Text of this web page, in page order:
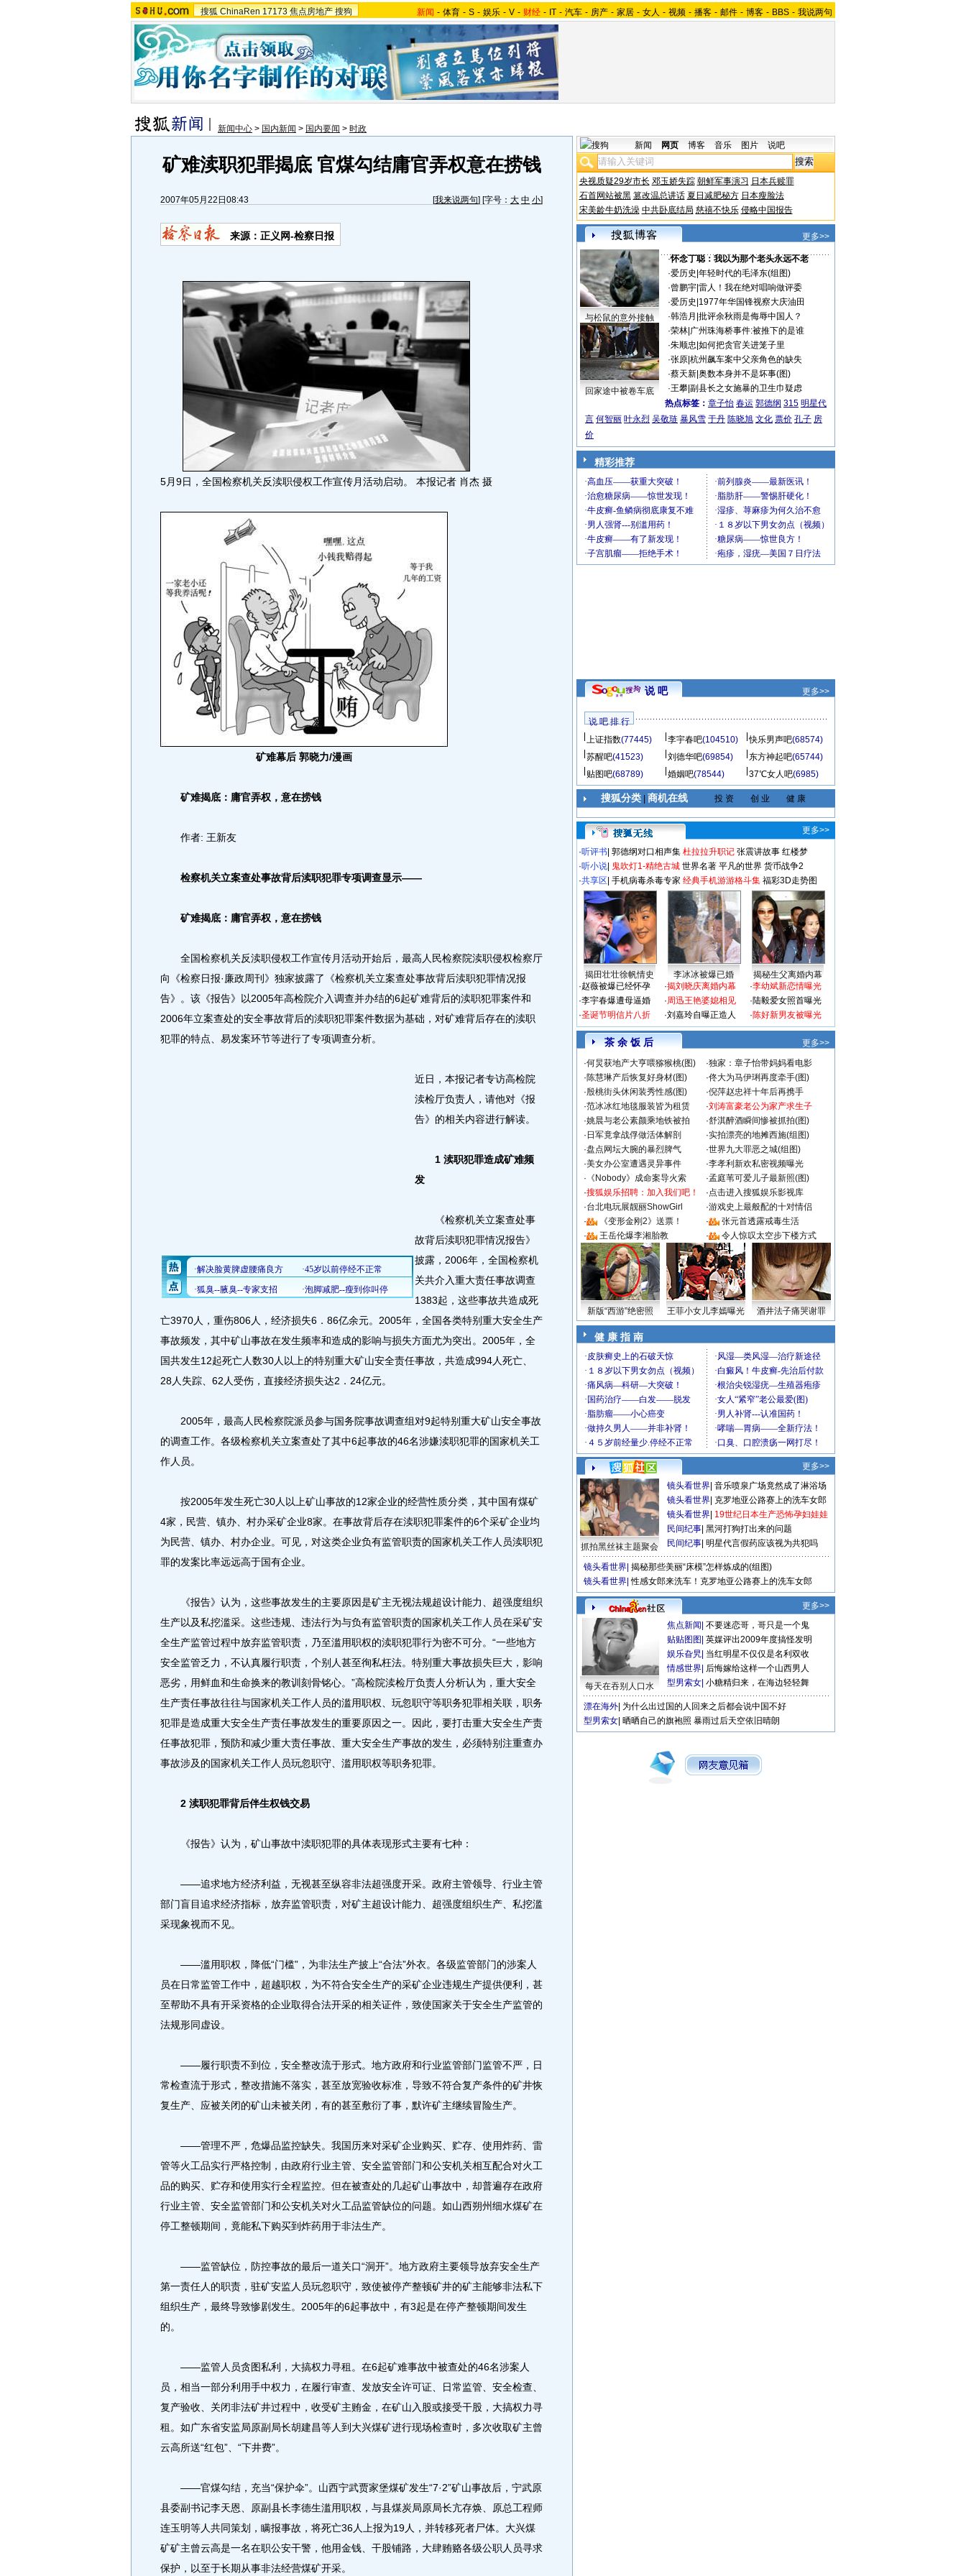
搜狐 ChinaRen 17173 焦点房地产 搜狗 新闻 - 体育 - S - 娱乐 - V - 财经 - IT - 汽车 - 房产 - 家居 - 女人 - 视频 - 播客 - 邮件 - 博客 - BBS - 我说两句
新闻中心 > 国内新闻 > 国内要闻 > 时政
矿难渎职犯罪揭底 官煤勾结庸官弄权意在捞钱
2007年05月22日08:43 [我来说两句] [字号： 大 中 小]
来源：正义网-检察日报
5月9日，全国检察机关反渎职侵权工作宣传月活动启动。 本报记者 肖杰 摄
矿难幕后 郭晓力/漫画
矿难揭底：庸官弄权，意在捞钱
作者: 王新友
检察机关立案查处事故背后渎职犯罪专项调查显示——
矿难揭底：庸官弄权，意在捞钱
全国检察机关反渎职侵权工作宣传月活动开始后，最高人民检察院渎职侵权检察厅
向《检察日报·廉政周刊》独家披露了《检察机关立案查处事故背后渎职犯罪情况报
告》。该《报告》以2005年高检院介入调查并办结的6起矿难背后的渎职犯罪案件和
2006年立案查处的安全事故背后的渎职犯罪案件数据为基础，对矿难背后存在的渎职
犯罪的特点、易发案环节等进行了专项调查分析。
近日，本报记者专访高检院
渎检厅负责人，请他对《报
告》的相关内容进行解读。
1 渎职犯罪造成矿难频
发
《检察机关立案查处事
故背后渎职犯罪情况报告》
披露，2006年，全国检察机
关共介入重大责任事故调查
1383起，这些事故共造成死
亡3970人，重伤806人，经济损失6．86亿余元。2005年，全国各类特别重大安全生产
事故频发，其中矿山事故在发生频率和造成的影响与损失方面尤为突出。2005年，全
国共发生12起死亡人数30人以上的特别重大矿山安全责任事故，共造成994人死亡、
28人失踪、62人受伤，直接经济损失达2．24亿元。
2005年，最高人民检察院派员参与国务院事故调查组对9起特别重大矿山安全事故
的调查工作。各级检察机关立案查处了其中6起事故的46名涉嫌渎职犯罪的国家机关工
作人员。
按2005年发生死亡30人以上矿山事故的12家企业的经营性质分类，其中国有煤矿
4家，民营、镇办、村办采矿企业8家。在事故背后存在渎职犯罪案件的6个采矿企业均
为民营、镇办、村办企业。可见，对这类企业负有监管职责的国家机关工作人员渎职犯
罪的发案比率远远高于国有企业。
《报告》认为，这些事故发生的主要原因是矿主无视法规超设计能力、超强度组织
生产以及私挖滥采。这些违规、违法行为与负有监管职责的国家机关工作人员在采矿安
全生产监管过程中放弃监管职责，乃至滥用职权的渎职犯罪行为密不可分。“一些地方
安全监管乏力，不认真履行职责，个别人甚至徇私枉法。特别重大事故损失巨大，影响
恶劣，用鲜血和生命换来的教训刻骨铭心。”高检院渎检厅负责人分析认为，重大安全
生产责任事故往往与国家机关工作人员的滥用职权、玩忽职守等职务犯罪相关联，职务
犯罪是造成重大安全生产责任事故发生的重要原因之一。因此，要打击重大安全生产责
任事故犯罪，预防和减少重大责任事故、重大安全生产事故的发生，必须特别注重查办
事故涉及的国家机关工作人员玩忽职守、滥用职权等职务犯罪。
2 渎职犯罪背后伴生权钱交易
《报告》认为，矿山事故中渎职犯罪的具体表现形式主要有七种：
——追求地方经济利益，无视甚至纵容非法超强度开采。政府主管领导、行业主管
部门盲目追求经济指标，放弃监管职责，对矿主超设计能力、超强度组织生产、私挖滥
采现象视而不见。
——滥用职权，降低“门槛”，为非法生产披上“合法”外衣。各级监管部门的涉案人
员在日常监管工作中，超越职权，为不符合安全生产的采矿企业违规生产提供便利，甚
至帮助不具有开采资格的企业取得合法开采的相关证件，致使国家关于安全生产监管的
法规形同虚设。
——履行职责不到位，安全整改流于形式。地方政府和行业监管部门监管不严，日
常检查流于形式，整改措施不落实，甚至放宽验收标准，导致不符合复产条件的矿井恢
复生产、应被关闭的矿山未被关闭，有的甚至敷衍了事，默许矿主继续冒险生产。
——管理不严，危爆品监控缺失。我国历来对采矿企业购买、贮存、使用炸药、雷
管等火工品实行严格控制，由政府行业主管、安全监管部门和公安机关相互配合对火工
品的购买、贮存和使用实行全程监控。但在被查处的几起矿山事故中，却普遍存在政府
行业主管、安全监管部门和公安机关对火工品监管缺位的问题。如山西朔州细水煤矿在
停工整顿期间，竟能私下购买到炸药用于非法生产。
——监管缺位，防控事故的最后一道关口“洞开”。地方政府主要领导放弃安全生产
第一责任人的职责，驻矿安监人员玩忽职守，致使被停产整顿矿井的矿主能够非法私下
组织生产，最终导致惨剧发生。2005年的6起事故中，有3起是在停产整顿期间发生
的。
——监管人员贪图私利，大搞权力寻租。在6起矿难事故中被查处的46名涉案人
员，相当一部分利用手中权力，在履行审查、发放安全许可证、日常监管、安全检查、
复产验收、关闭非法矿井过程中，收受矿主贿金，在矿山入股或接受干股，大搞权力寻
租。如广东省安监局原副局长胡建昌等人到大兴煤矿进行现场检查时，多次收取矿主曾
云高所送“红包”、“下井费”。
——官煤勾结，充当“保护伞”。山西宁武贾家堡煤矿发生“7·2”矿山事故后，宁武原
县委副书记李天恩、原副县长李德生滥用职权，与县煤炭局原局长亢存焕、原总工程师
连玉明等人共同策划，瞒报事故，将死亡36人上报为19人，并转移死者尸体。大兴煤
矿矿主曾云高是一名在职公安干警，他用金钱、干股铺路，大肆贿赂各级公职人员寻求
保护，以至于长期从事非法经营煤矿开采。
新闻 网页 博客 音乐 图片 说吧
央视质疑29岁市长 邓玉娇失踪 朝鲜军事演习 日本兵赎罪
石首网站被黑 篡改温总讲话 夏日减肥秘方 日本瘦脸法
宋美龄牛奶洗澡 中共卧底结局 慈禧不快乐 侵略中国报告
更多>>
与松鼠的意外接触
回家途中被卷车底
·怀念丁聪：我以为那个老头永远不老
·爱历史 年轻时代的毛泽东(组图)
·曾鹏宇| 雷人！我在绝对唱响做评委
·爱历史 1977年华国锋视察大庆油田
·韩浩月 批评余秋雨是侮辱中国人？
·荣林| 广州珠海桥事件:被推下的是谁
·朱顺忠 如何把贪官关进笼子里
·张原| 杭州飙车案中父亲角色的缺失
·蔡天新| 奥数本身并不是坏事(图)
·王攀| 副县长之女施暴的卫生巾疑虑
热点标签： 章子怡 春运 郭德纲 315 明星代
言 何智丽 叶永烈 吴敬琏 暴风雪 于丹 陈晓旭 文化 票价 孔子 房
价
精彩推荐
说 吧 更多>>
说 吧 排 行
上证指数(77445) 李宇春吧(104510) 快乐男声吧(68574)
苏醒吧(41523) 刘德华吧(69854) 东方神起吧(65744)
贴图吧(68789) 婚姻吧(78544) 37℃女人吧(6985)
搜狐分类| 商机在线 投 资 创 业 健 康
更多>>
·听评书 郭德纲对口相声集 杜拉拉升职记 张震讲故事 红楼梦
·听小说 鬼吹灯1-精绝古城 世界名著 平凡的世界 货币战争2
·共享区 手机病毒杀毒专家 经典手机游游格斗集 福彩3D走势图
揭田壮壮徐帆情史 李冰冰被爆已婚
揭秘生父离婚内幕
·赵薇被爆已经怀孕
·李宇春爆遭母逼婚
·圣诞节明信片八折
·揭刘晓庆离婚内幕
·周迅王艳婆媳相见
·刘嘉玲自曝正造人
·李幼斌新恋情曝光
·陆毅爱女照首曝光
·陈好新男友被曝光
茶 余 饭 后
更多>>
·何炅获地产大亨喂猕猴桃(图) ·独家：章子怡带妈妈看电影
·陈慧琳产后恢复好身材(图) ·佟大为马伊琍再度牵手(图)
·殷桃街头休闲装秀性感(图) ·倪萍赵忠祥十年后再携手
·范冰冰红地毯服装皆为租赁 ·刘涛富豪老公为家产求生子
·姚晨与老公素颜乘地铁被拍 ·舒淇醉酒瞬间惨被抓拍(图)
· 日军竟拿战俘做活体解剖 ·实拍漂亮的地摊西施(组图)
·盘点网坛大腕的暴烈脾气 ·世界九大罪恶之城(组图)
·美女办公室遭遇灵异事件 ·李孝利新欢私密视频曝光
· 《Nobody》成命案导火索 ·孟庭苇可爱儿子最新照(图)
·搜狐娱乐招聘：加入我们吧！ ·点击进入搜狐娱乐影视库
·台北电玩展靓丽ShowGirl ·游戏史上最般配的十对情侣
·
《变形金刚2》送票！ ·
张元首透露戒毒生活
·
王岳伦爆李湘胎教 · 令人惊叹太空步下楼方式
新版“西游”绝密照 王菲小女儿李嫣曝光 酒井法子痛哭谢罪
健 康 指 南
更多>>
抓拍黑丝袜主题聚会
镜头看世界 音乐喷泉广场竟然成了淋浴场
镜头看世界 克罗地亚公路赛上的洗车女郎
镜头看世界 19世纪日本生产恐怖孕妇娃娃
民间纪事 黑河打狗打出来的问题
民间纪事 明星代言假药应该视为共犯吗
镜头看世界 揭秘那些美丽“床模”怎样炼成的(组图)
镜头看世界 性感女郎来洗车！克罗地亚公路赛上的洗车女郎
更多>>
每天在吞别人口水
焦点新闻 不要迷恋哥，哥只是一个鬼
贴贴图图 英媒评出2009年度搞怪发明
娱乐旮旯 当红明星不仅仅是名利双收
情感世界 后悔嫁给这样一个山西男人
型男索女 小糖精归来，在海边轻轻舞
漂在海外 为什么出过国的人回来之后都会说中国不好
型男索女 晒晒自己的旗袍照 暴雨过后天空依旧晴朗